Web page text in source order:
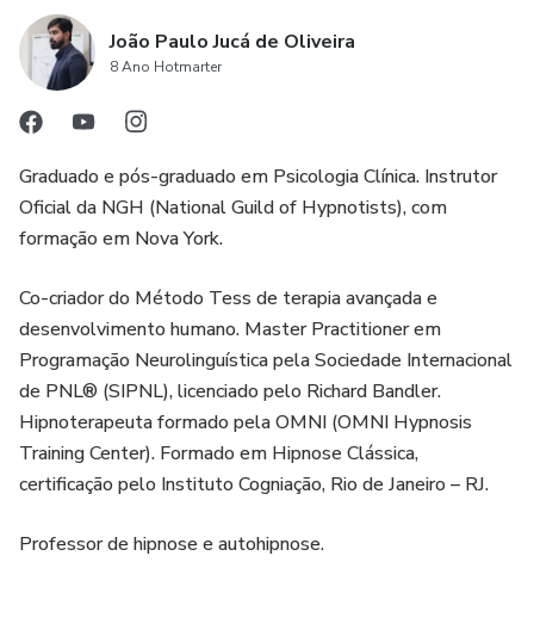
João Paulo Jucá de Oliveira
8 Ano Hotmarter
Graduado e pós-graduado em Psicologia Clínica. Instrutor
Oficial da NGH (National Guild of Hypnotists), com
formação em Nova York.
Co-criador do Método Tess de terapia avançada e
desenvolvimento humano. Master Practitioner em
Programação Neurolinguística pela Sociedade Internacional
de PNL® (SIPNL), licenciado pelo Richard Bandler.
Hipnoterapeuta formado pela OMNI (OMNI Hypnosis
Training Center). Formado em Hipnose Clássica,
certificação pelo Instituto Cogniação, Rio de Janeiro – RJ.
Professor de hipnose e autohipnose.